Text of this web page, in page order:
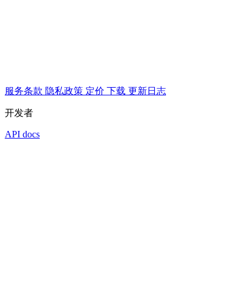
服务条款 隐私政策 定价 下载 更新日志
开发者
API docs